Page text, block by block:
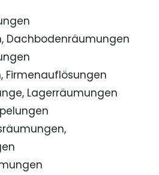
Dachbodenräumungen
Firmenauflösungen
Lagerräumungen